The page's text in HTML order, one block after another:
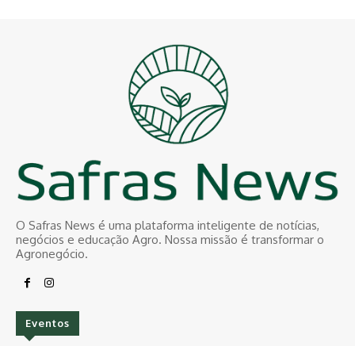
O Safras News é uma plataforma inteligente de notícias,
negócios e educação Agro. Nossa missão é transformar o
Agronegócio.
Eventos